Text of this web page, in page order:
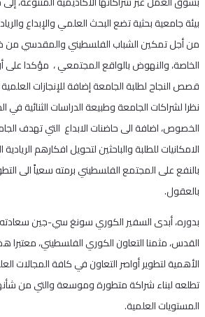
بيئة جامعية بحثية تضع البحث العلمي والإبداع
من أجل تمكين الشباب الفلسطيني والمقدسي من
الخاصة، والنهوض بالواقع المجتمعي ، مؤكدا على
قصص النجاح لطلبة الجامعة إضافة للإنجازات
نظرا لشراكات الجامعة وطبيعة الدراسات الثنائية
الخصوص، اضافة الى حاضنات الابداع التي تهدف
الامكانيات للطلبة والباحثين لتحويل افكارهم
بالنفع على المجتمع الفلسطيني برمته سعياً الى
بالعقول.
بدوره، أبدى السفير الكوري سونغ سي-جين
القدس، مثمنا التعاون الكوري الفلسطيني، معتبرا
الأهمية لتطوير أواصر التعاون في كافة المجالات
تطلعه لبناء شراكة متطورة وموسعة والتي من
المستويات العلمية.